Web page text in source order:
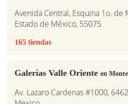
Avenida Central, Esquina 1o. de
Estado de México, 55075
165 tiendas
Galerías Valle Oriente en
Av. Lazaro Cardenas #1000,